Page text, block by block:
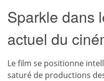
Sparkle dans
actuel du
Le film se positionne
saturé de productions